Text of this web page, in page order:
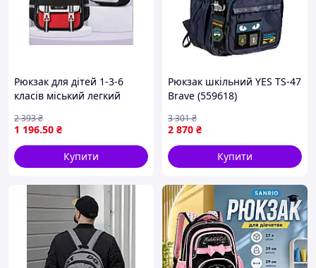
Рюкзак для дітей 1-3-6
класів міський легкий
школи та прогулянок
1 196.50 ₴
2 393₴
Купити
Рюкзак шкільний YES TS-47
Brave (559618)
2 870 ₴
3 301₴
Купити